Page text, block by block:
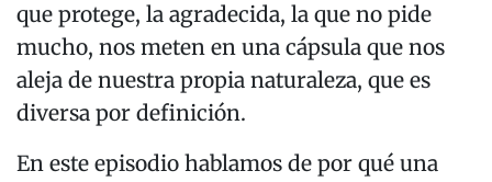
que protege, la agradecida, la que no pide
mucho, nos meten en una cápsula que nos
aleja de nuestra propia naturaleza, que es
diversa por definición.
En este episodio hablamos de por qué una